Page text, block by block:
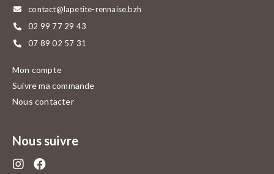
contact@lapetite-rennaise.bzh
02 99 77 29 43
07 89 02 57 31
Mon compte
Suivre ma commande
Nous contacter
Nous suivre